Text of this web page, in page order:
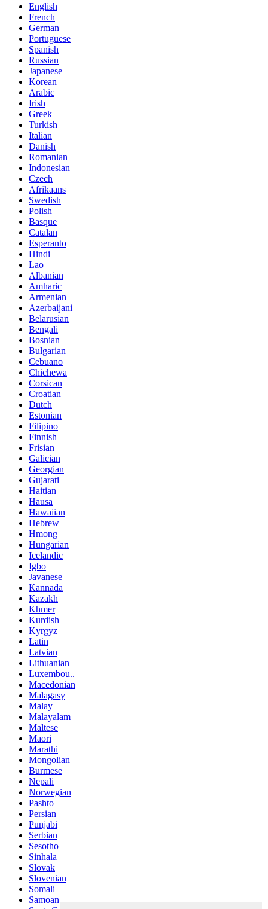
English
French
German
Portuguese
Spanish
Russian
Japanese
Korean
Arabic
Irish
Greek
Turkish
Italian
Danish
Romanian
Indonesian
Czech
Afrikaans
Swedish
Polish
Basque
Catalan
Esperanto
Hindi
Lao
Albanian
Amharic
Armenian
Azerbaijani
Belarusian
Bengali
Bosnian
Bulgarian
Cebuano
Chichewa
Corsican
Croatian
Dutch
Estonian
Filipino
Finnish
Frisian
Galician
Georgian
Gujarati
Haitian
Hausa
Hawaiian
Hebrew
Hmong
Hungarian
Icelandic
Igbo
Javanese
Kannada
Kazakh
Khmer
Kurdish
Kyrgyz
Latin
Latvian
Lithuanian
Luxembou..
Macedonian
Malagasy
Malay
Malayalam
Maltese
Maori
Marathi
Mongolian
Burmese
Nepali
Norwegian
Pashto
Persian
Punjabi
Serbian
Sesotho
Sinhala
Slovak
Slovenian
Somali
Samoan